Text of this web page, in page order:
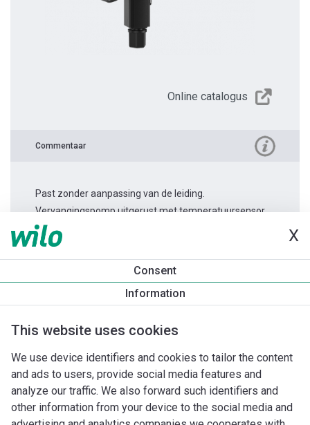
X
Consent
Information
This website uses cookies
We use device identifiers and cookies to tailor the content
and ads to users, provide social media features and
analyze our traffic. We also forward such identifiers and
other information from your device to the social media and
Online catalogus
Commentaar
Past zonder aanpassing van de leiding.
Vervangingspomp uitgerust met temperatuursensor.
Productinformatie